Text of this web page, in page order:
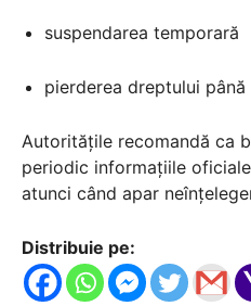
suspendarea temporară
pierderea dreptului
Autoritățile recomandă ca
periodic informațiile
atunci când apar
Distribuie pe: